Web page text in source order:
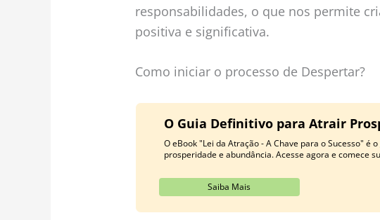
responsabilidades, o que nos permite
positiva e significativa.
Como iniciar o processo de Despertar?
O Guia Definitivo para Atrair
O eBook "Lei da Atração - A Chave para o Sucesso" é
prosperidade e abundância. Acesse agora e comece
Saiba Mais